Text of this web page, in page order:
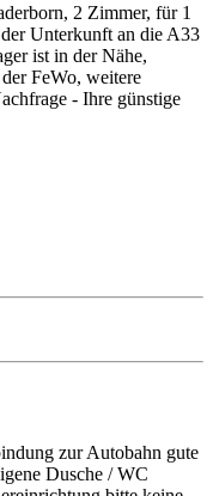
2 Zimmer, für 1
Unterkunft an die A33
ist in der Nähe,
FeWo, weitere
- Ihre günstige
zur Autobahn gute
Dusche / WC